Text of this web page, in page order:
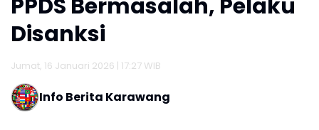
PPDS Bermasalah, Pelaku
Disanksi
Jumat, 16 Januari 2026 | 17:27 WIB
Info Berita Karawang